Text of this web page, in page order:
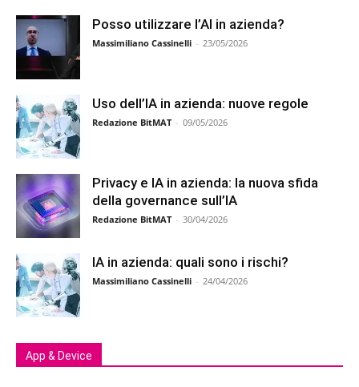
Posso utilizzare l’AI in azienda?
Massimiliano Cassinelli - 23/05/2026
Uso dell’IA in azienda: nuove regole
Redazione BitMAT - 09/05/2026
Privacy e IA in azienda: la nuova sfida
della governance sull’IA
Redazione BitMAT - 30/04/2026
IA in azienda: quali sono i rischi?
Massimiliano Cassinelli - 24/04/2026
App & Device